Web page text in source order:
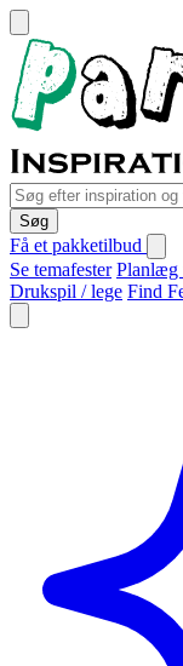
Søg
Få et pakketilbud
Se temafester Planlæg
Drukspil / lege Find